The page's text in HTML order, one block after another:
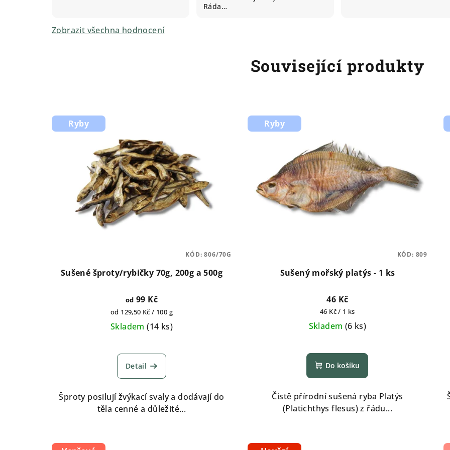
Ráda…
Zobrazit všechna hodnocení
Související produkty
Ryby
Sušené šproty/rybičky 70g, 200g a 500g
od 99 Kč
Měrná
cena:
od 129,50 Kč / 100 g
Skladem(14 ks)
hodnocení
produktu
je
5,0
z
Detail
Šproty posilují žvýkací svaly a dodávají do
těla cenné a důležité...
KÓD:806/70G
Ryby
Sušený mořský platýs - 1 ks
46 Kč
Měrná
cena:
46 Kč / 1 ks
Skladem (6 ks)
hodnocení
produktu
je
5,0
z
Do košíku
Čistě přírodní sušená ryba Platýs
(Platichthys flesus) z řádu...
KÓD: 809